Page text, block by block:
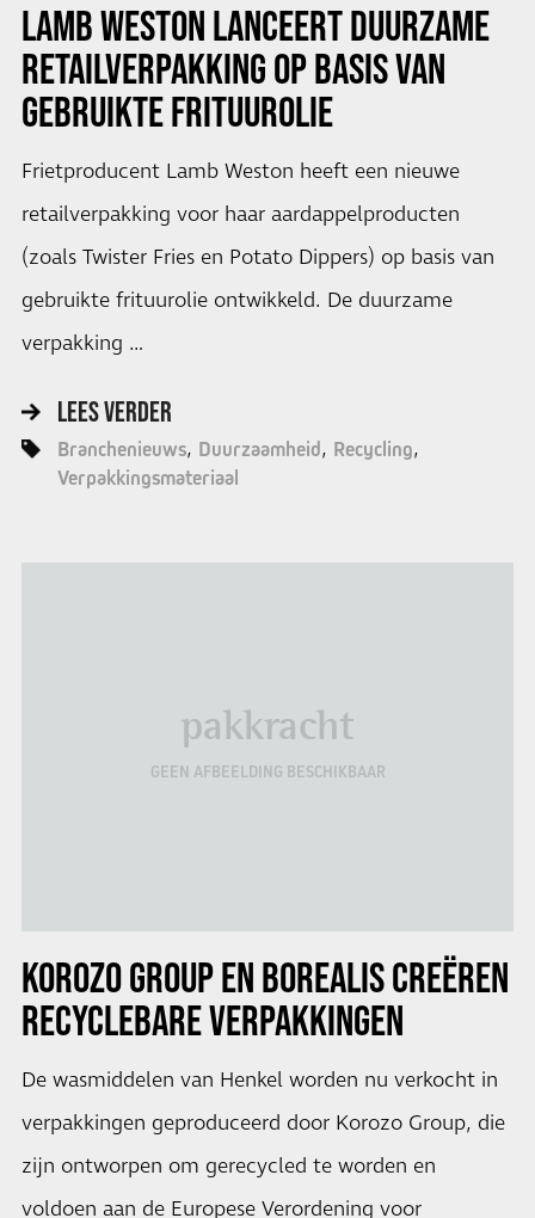
LAMB WESTON LANCEERT DUURZAME
RETAILVERPAKKING OP BASIS VAN
GEBRUIKTE FRITUUROLIE
Frietproducent Lamb Weston heeft een nieuwe
retailverpakking voor haar aardappelproducten
(zoals Twister Fries en Potato Dippers) op basis van
gebruikte frituurolie ontwikkeld. De duurzame
verpakking …
LEES VERDER
Branchenieuws Duurzaamheid Recycling
Verpakkingsmateriaal
pakkracht
GEEN AFBEELDING BESCHIKBAAR
KOROZO GROUP EN BOREALIS CREËREN
RECYCLEBARE VERPAKKINGEN
De wasmiddelen van Henkel worden nu verkocht in
verpakkingen geproduceerd door Korozo Group, die
zijn ontworpen om gerecycled te worden en
voldoen aan de Europese Verordening voor